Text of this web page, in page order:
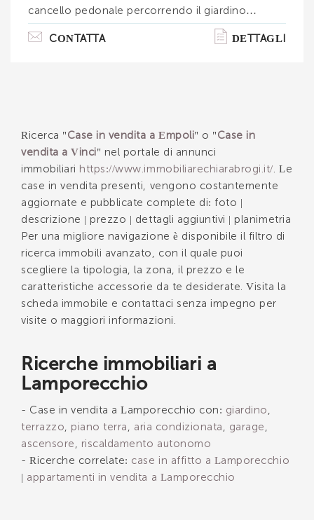
cancello pedonale percorrendo il giardino
esclusivo si entra nel soggiorno tinello,
cucinotto, ripostiglio, stanza studio; salendo le
boiler, riscaldamento con pompa di calore e
cucina ad induzione. La zona appena fuori da
lamp. . .
CONTATTA DETTAGLI
Ricerca " Case in vendita a Empoli" o " Case in
vendita a Vinci" nel portale di annunci
immobiliari https://www.immobiliarechiarabrogi.it/. Le
case in vendita presenti, vengono costantemente
aggiornate e pubblicate complete di: foto |
descrizione | prezzo | dettagli aggiuntivi | planimetria
Per una migliore navigazione è disponibile il filtro di
ricerca immobili avanzato, con il quale puoi
scegliere la tipologia, la zona, il prezzo e le
caratteristiche accessorie da te desiderate. Visita la
scheda immobile e contattaci senza impegno per
visite o maggiori informazioni.
Ricerche immobiliari a
Lamporecchio
- Case in vendita a Lamporecchio con: giardino ,
terrazzo, piano terra , aria condizionata , garage ,
ascensore , riscaldamento autonomo
- Ricerche correlate: case in affitto a Lamporecchio
appartamenti in vendita a Lamporecchio